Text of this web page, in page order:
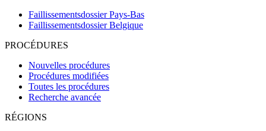
Faillissementsdossier Pays-Bas
Faillissementsdossier Belgique
PROCÉDURES
Nouvelles procédures
Procédures modifiées
Toutes les procédures
Recherche avancée
RÉGIONS